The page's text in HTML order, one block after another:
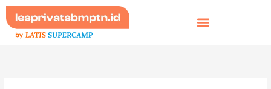
Skip
to
content